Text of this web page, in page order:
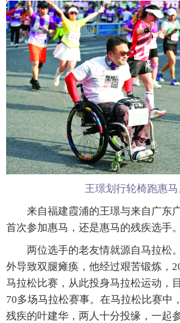
王璟划行轮椅跑惠马
来自福建霞浦的王璟与来自广东
首次参加惠马，还是惠马的残疾选手。
两位选手的老友情就源自马拉松
外导致双腿瘫痪，他经过艰苦锻炼，
马拉松比赛，从此投身马拉松运动，
70多场马拉松赛事。在马拉松比赛中
残疾的叶建华，两人十分投缘，一起